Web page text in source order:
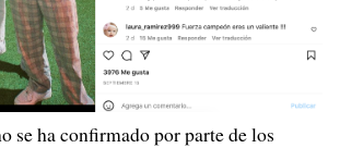
se ha confirmado por parte de los